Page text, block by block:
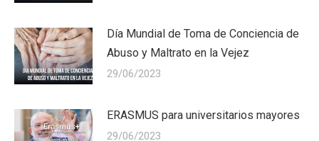
Día Mundial de Toma de Conciencia de
Abuso y Maltrato en la Vejez
29/06/2023
ERASMUS para universitarios mayores
29/06/2023